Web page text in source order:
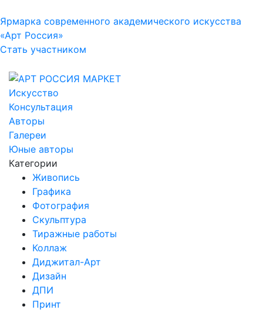
Ярмарка современного академического искусства
«Арт Россия»
Стать участником
Искусство
Консультация
Авторы
Галереи
Юные авторы
Категории
Живопись
Графика
Фотография
Скульптура
Тиражные работы
Коллаж
Диджитал-Арт
Дизайн
ДПИ
Принт